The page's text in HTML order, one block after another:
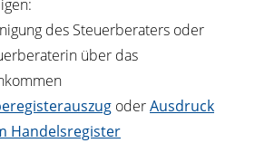
des Steuerberaters oder
über das
oderAusdruck
Handelsregister